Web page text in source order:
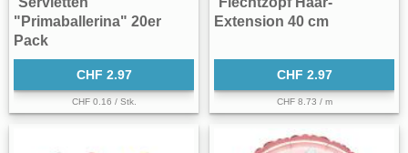
"Primaballerina" 20er
Pack
CHF 2.97
CHF 0.16 / Stk.
Extension 40 cm
CHF 2.97
CHF 8.73 / m